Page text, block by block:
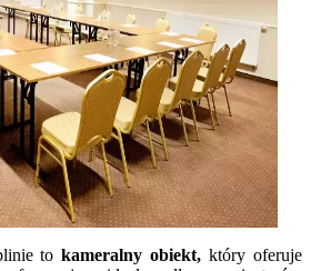
tokameralny obiekt, który oferuje